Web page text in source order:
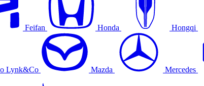
Feifan Honda Hongqi
Lynk&Co Mazda Mercedes